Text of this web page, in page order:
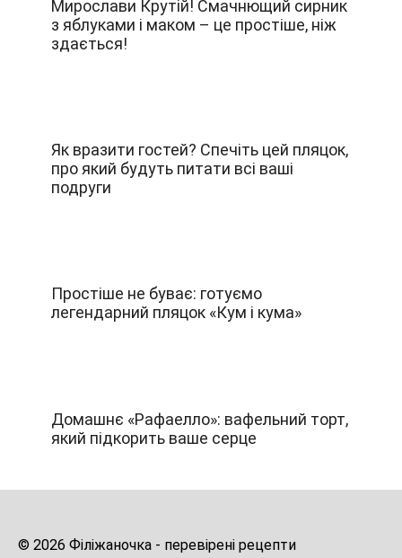
Мирослави Крутій! Смачнющий сирник
з яблуками і маком – це простіше, ніж
здається!
Як вразити гостей? Спечіть цей пляцок,
про який будуть питати всі ваші
подруги
Простіше не буває: готуємо
легендарний пляцок «Кум і кума»
Домашнє «Рафаелло»: вафельний торт,
який підкорить ваше серце
© 2026 Філіжаночка - перевірені рецепти